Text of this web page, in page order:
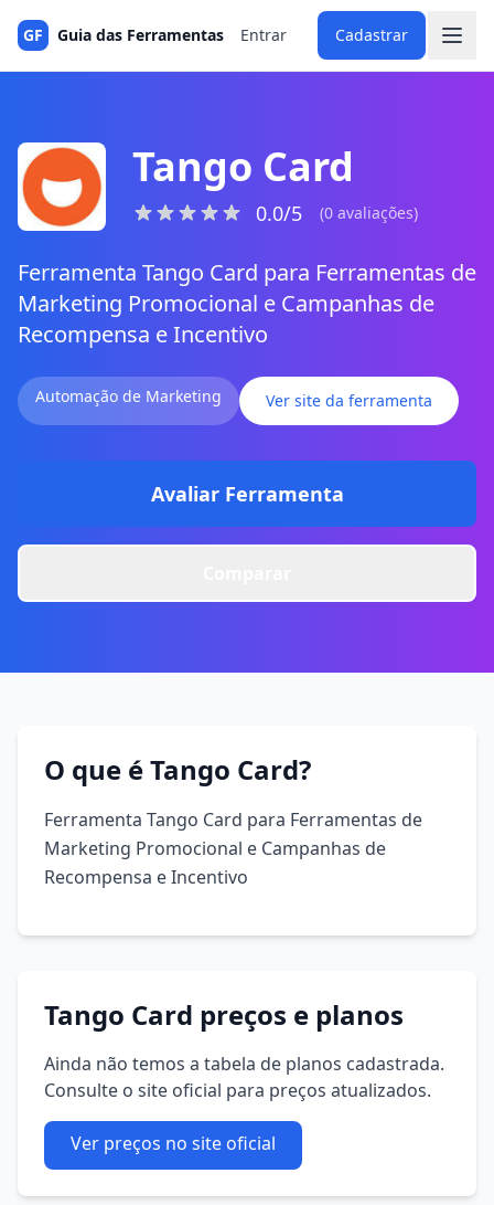
GF Guia das Ferramentas Entrar Cadastrar
Tango Card
0.0/5 (0 avaliações)
Ferramenta Tango Card para Ferramentas de
Marketing Promocional e Campanhas de
Recompensa e Incentivo
Automação de Marketing Ver site da ferramenta
Avaliar Ferramenta
O que é Tango Card?
Ferramenta Tango Card para Ferramentas de
Marketing Promocional e Campanhas de
Recompensa e Incentivo
Tango Card preços e planos
Ainda não temos a tabela de planos cadastrada.
Consulte o site oficial para preços atualizados.
Ver preços no site oficial